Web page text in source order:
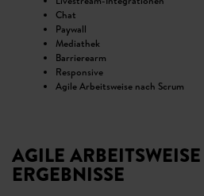
Chat
Paywall
Mediathek
Barrierearm
Responsive
Agile Arbeitsweise nach Scrum
AGILE
ERGEBNISSE